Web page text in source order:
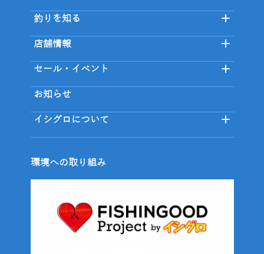
釣りを知る
店舗情報
セール・イベント
お知らせ
イシグロについて
環境への取り組み